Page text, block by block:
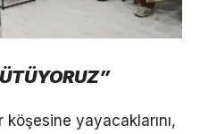
köşesine yayacaklarını,